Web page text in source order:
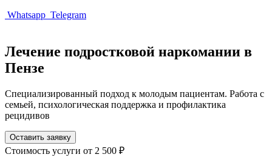
Whatsapp Telegram
Лечение подростковой наркомании в
Пензе
Специализированный подход к молодым пациентам. Работа с
семьей, психологическая поддержка и профилактика
рецидивов
Оставить заявку
Стоимость услуги от 2 500 ₽